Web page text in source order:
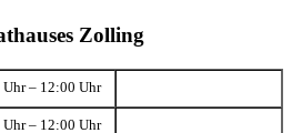
Zolling
– 12:00 Uhr
– 12:00 Uhr